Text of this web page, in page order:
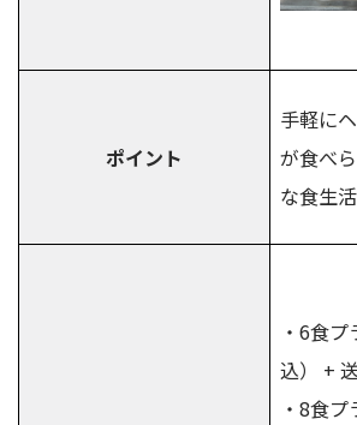
ポイント
手軽に
が食べ
な食生
・6食
込） +
・8食